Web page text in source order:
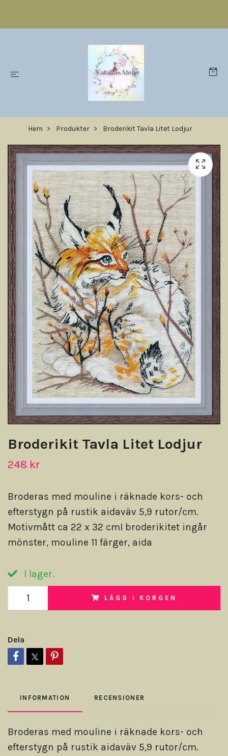
Hem Produkter Broderikit Tavla Litet Lodjur
Broderikit Tavla Litet Lodjur
248 kr
Broderas med mouline i räknade kors- och
efterstygn på rustik aidaväv 5,9 rutor/cm.
Motivmått ca 22 x 32 cmI broderikitet ingår
mönster, mouline 11 färger, aida
I lager.
LÄGG I KORGEN
Dela
INFORMATION RECENSIONER
Broderas med mouline i räknade kors- och
efterstygn på rustik aidaväv 5,9 rutor/cm.